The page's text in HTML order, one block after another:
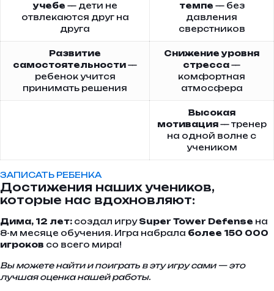
учебе — дети не
отвлекаются друг на
друга
темпе — без
давления
сверстников
Развитие
самостоятельности—
ребенок учится
принимать решения
Снижение уровня
стресса—
комфортная
атмосфера
Высокая
мотивация— тренер
на одной волне с
учеником
ЗАПИСАТЬ РЕБЕНКА
Достижения наших учеников,
которые нас вдохновляют:
Дима, 12 лет: создал игруSuper Tower Defense на
8-м месяце обучения. Игра набрала более 150 000
игроков со всего мира!
Вы можете найти и поиграть в эту игру сами — это
лучшая оценка нашей работы.